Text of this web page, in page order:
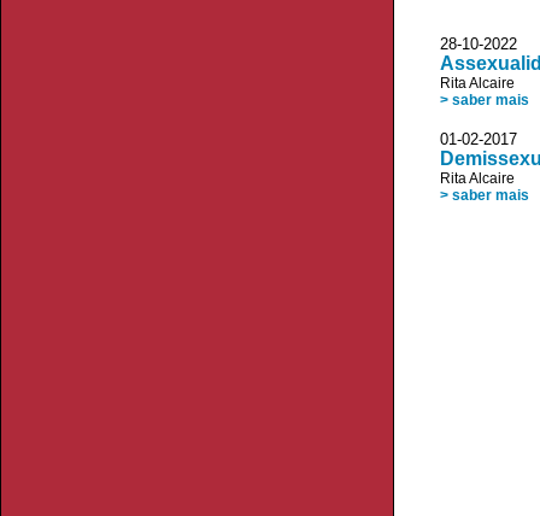
28-10-
Rita Alcaire
> saber mais
01-02-2017
Rita Alcaire
> saber mais